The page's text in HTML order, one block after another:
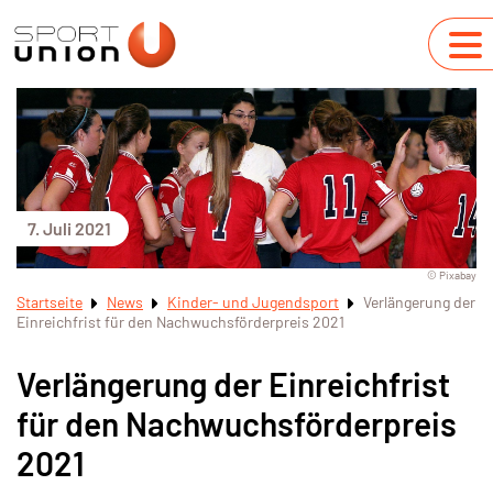
7. Juli 2021
© Pixabay
Startseite News Kinder- und Jugendsport
Verlängerung der
Einreichfrist für den Nachwuchsförderpreis 2021
Verlängerung der Einreichfrist
für den Nachwuchsförderpreis
2021